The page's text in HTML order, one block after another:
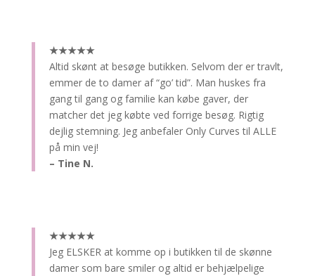
★★★★★
Altid skønt at besøge butikken. Selvom der er travlt,
emmer de to damer af “go’ tid”. Man huskes fra
gang til gang og familie kan købe gaver, der
matcher det jeg købte ved forrige besøg. Rigtig
dejlig stemning. Jeg anbefaler Only Curves til ALLE
på min vej!
– Tine N.
★★★★★
Jeg ELSKER at komme op i butikken til de skønne
damer som bare smiler og altid er behjælpelige